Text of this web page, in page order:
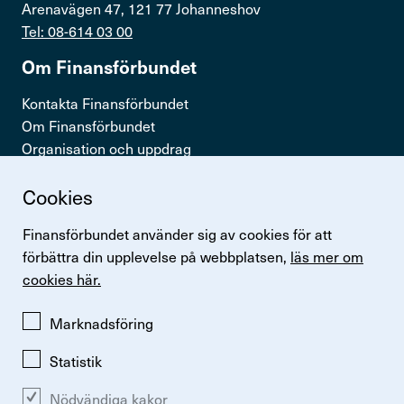
Teckna kollektivavtal
Förtroendevald
Kontakta oss
Cookies
Finansförbundet använder sig av cookies för att
förbättra din upplevelse på webbplatsen, läs mer om
cookies här.
Marknadsföring
Statistik
Nödvändiga kakor
Arenavägen 47, 121 77 Johanneshov
Tel: 08-614 03 00
Om Finans­för­bundet
Kontakta Finansförbundet
Om Finansförbundet
Organisation och uppdrag
Snabb­länkar
Logga in
Lönestatistik
Finansförbundets kollektivavtal
Perspektiv
Ändra inställningar för kakor